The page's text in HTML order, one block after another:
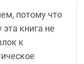
потому что
книга не
к